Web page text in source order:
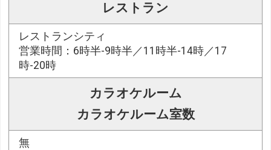
レストラン
レストランシティ
営業時間：6時半-9時半／11時半-14時／17
時-20時
カラオケルーム
カラオケルーム室数
無